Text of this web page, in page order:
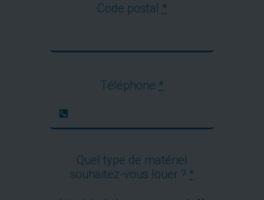
Code postal *
Téléphone *
Quel type de matériel
souhaitez-vous louer ? *